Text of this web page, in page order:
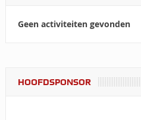
Geen activiteiten gevonden
HOOFDSPONSOR